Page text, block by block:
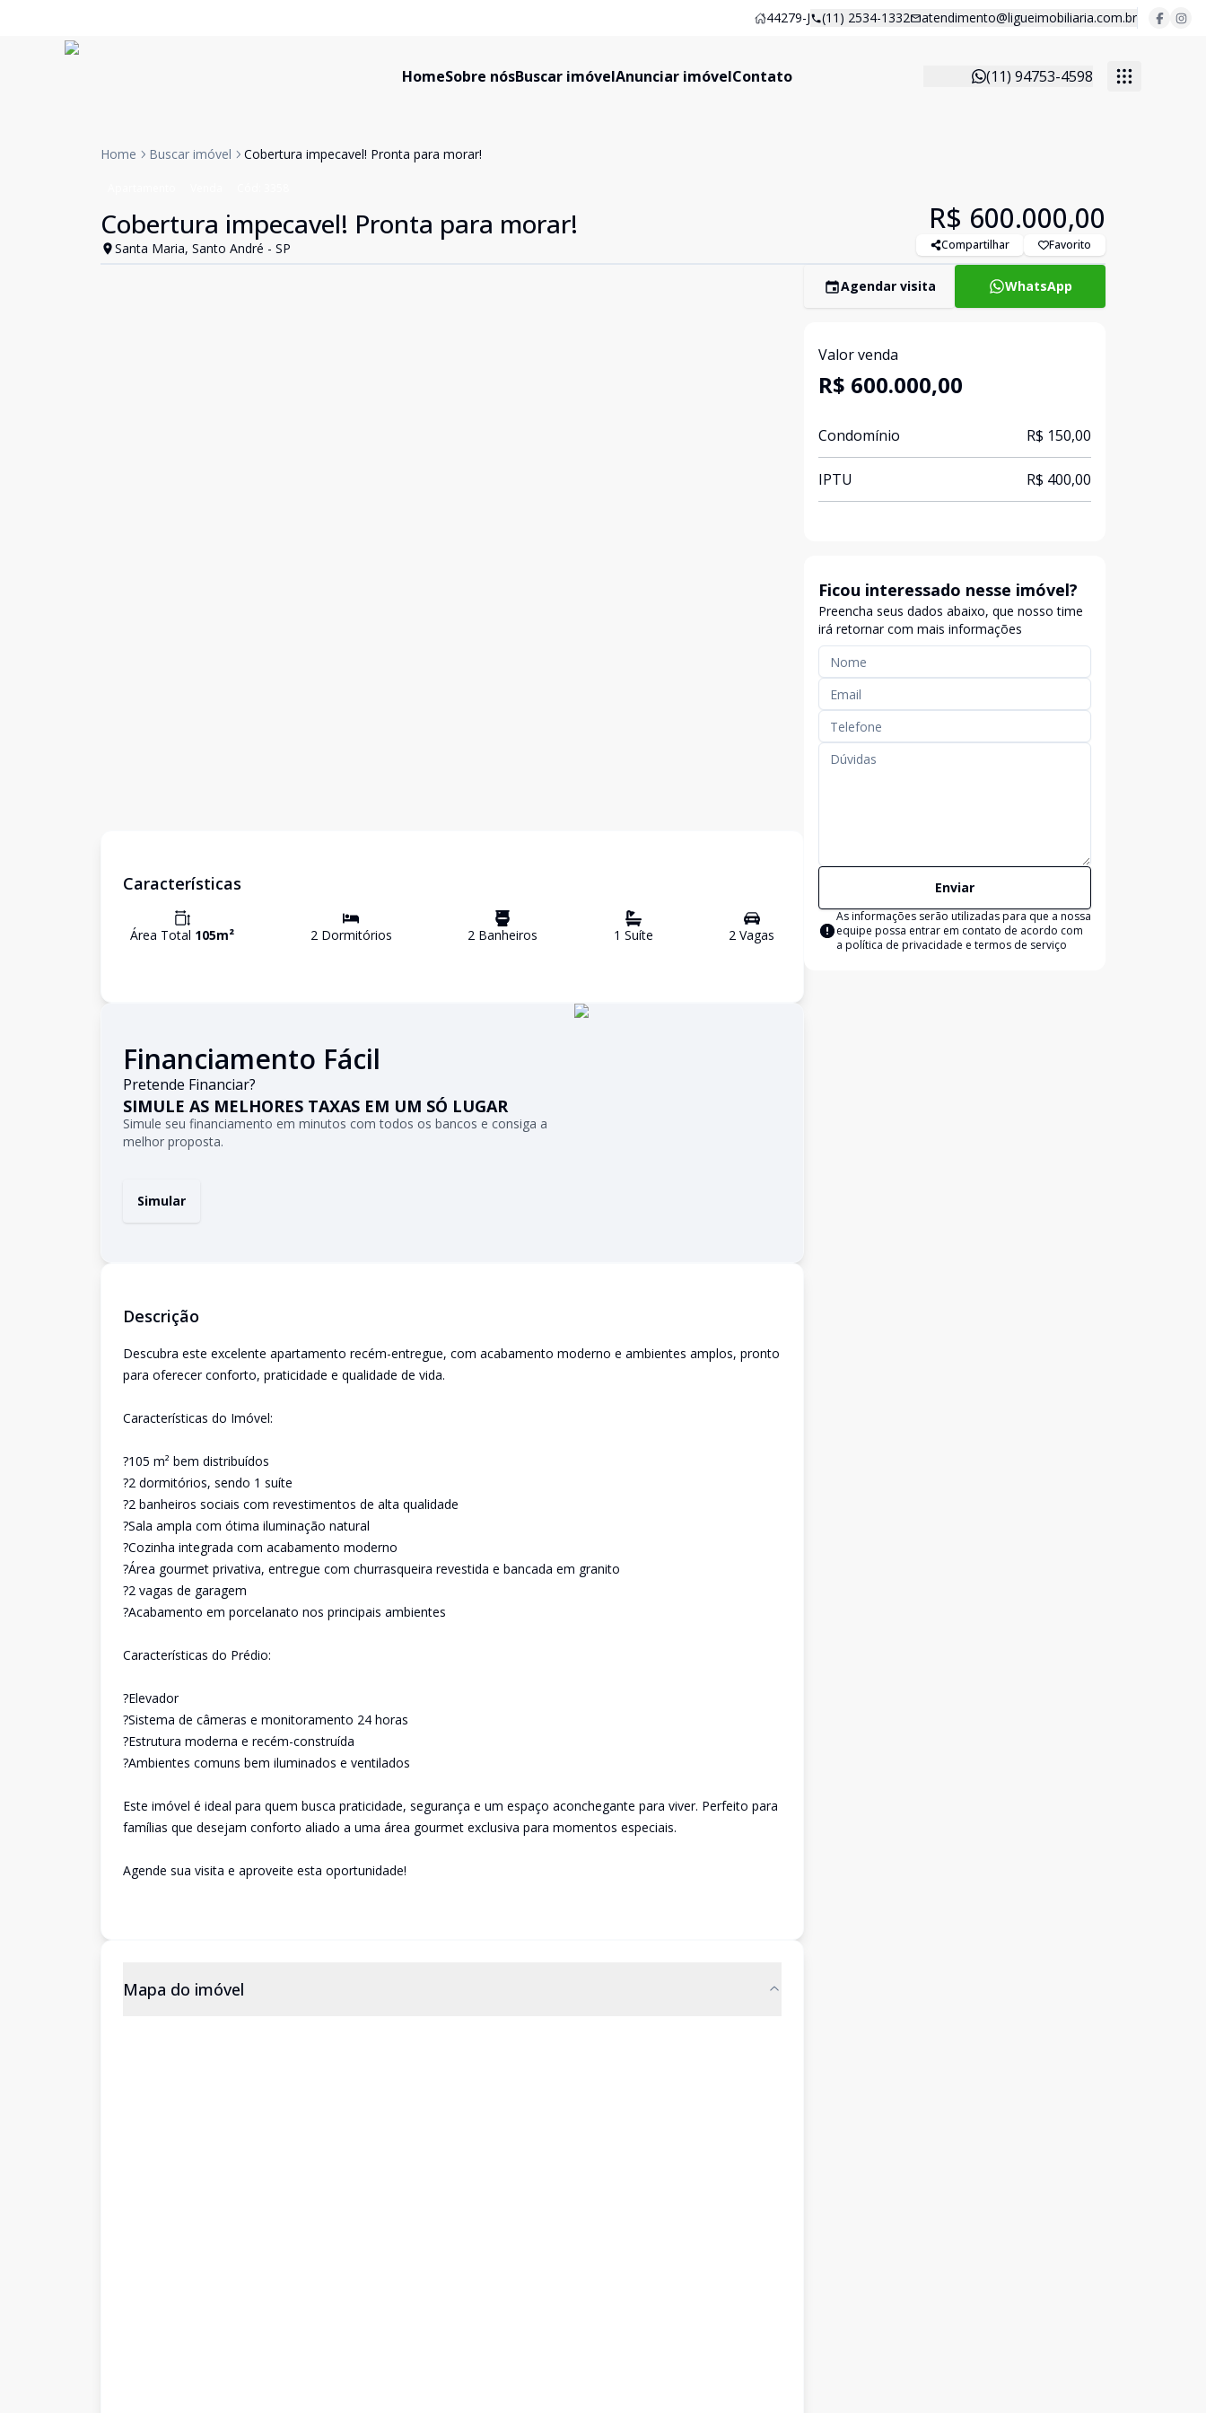
44279-J (11) 2534-1332 atendimento@ligueimobiliaria.com.br
HomeSobre nósBuscar imóvelAnunciar imóvelContato (11) 94753-4598
Home Buscar imóvel Cobertura impecavel! Pronta para morar!
Cobertura impecavel! Pronta para morar!
Santa Maria, Santo André - SP
R$ 600.000,00
Compartilhar Favorito
Características
Área Total 105m² 2Dormitórios 2 Banheiros 1 Suíte 2 Vagas
Financiamento Fácil
Pretende Financiar?
SIMULE AS MELHORES TAXAS EM UM SÓ LUGAR
Simule seu financiamento em minutos com todos os bancos e consiga a
melhor proposta.
Simular
Descrição
Descubra este excelente apartamento recém-entregue, com acabamento moderno e ambientes amplos, pronto
para oferecer conforto, praticidade e qualidade de vida.
Características do Imóvel:
?105 m² bem distribuídos
?2 dormitórios, sendo 1 suíte
?2 banheiros sociais com revestimentos de alta qualidade
?Sala ampla com ótima iluminação natural
?Cozinha integrada com acabamento moderno
?Área gourmet privativa, entregue com churrasqueira revestida e bancada em granito
?2 vagas de garagem
?Acabamento em porcelanato nos principais ambientes
Características do Prédio:
?Elevador
?Sistema de câmeras e monitoramento 24 horas
?Estrutura moderna e recém-construída
?Ambientes comuns bem iluminados e ventilados
Este imóvel é ideal para quem busca praticidade, segurança e um espaço aconchegante para viver. Perfeito para
famílias que desejam conforto aliado a uma área gourmet exclusiva para momentos especiais.
Agende sua visita e aproveite esta oportunidade!
Mapa do imóvel
Agendar visita WhatsApp
Valor venda
R$ 600.000,00
Condomínio R$ 150,00
IPTU R$ 400,00
Ficou interessado nesse imóvel?
Preencha seus dados abaixo, que nosso time
irá retornar com mais informações
Enviar
As informações serão utilizadas para que a nossa
equipe possa entrar em contato de acordo com
a política de privacidade e termos de serviço